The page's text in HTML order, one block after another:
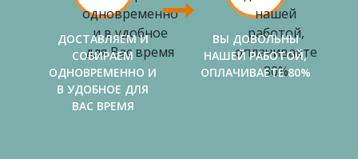
ДОСТАВЛЯЕМ И
СОБИРАЕМ
ОДНОВРЕМЕННО И
В УДОБНОЕ ДЛЯ
ВАС ВРЕМЯ
ВЫ ДОВОЛЬНЫ
НАШЕЙ РАБОТОЙ,
ОПЛАЧИВАЕТЕ 80%